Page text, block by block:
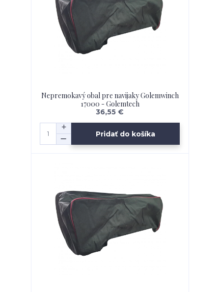
Nepremokavý obal pre navijaky Golemwinch
17000 - Golemtech
36,55 €
Pridať do košíka